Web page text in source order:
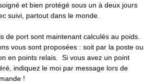
et bien protégé sous un à deux jours
suivi, partout dans le monde.
de port sont maintenant calculés au poids.
vous sont proposées : soit par la poste ou
en points relais. Si vous avez un point
indiquez le moi par message lors de
!